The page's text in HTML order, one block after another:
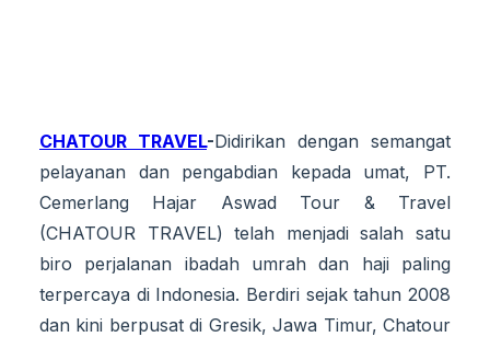
CHATOUR TRAVEL-Didirikan dengan semangat
pelayanan dan pengabdian kepada umat, PT.
Cemerlang Hajar Aswad Tour & Travel
(CHATOUR TRAVEL) telah menjadi salah satu
biro perjalanan ibadah umrah dan haji paling
terpercaya di Indonesia. Berdiri sejak tahun 2008
dan kini berpusat di Gresik, Jawa Timur, Chatour